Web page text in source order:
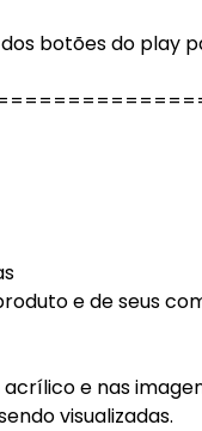
botões do play
e de seus
e nas
visualizadas.